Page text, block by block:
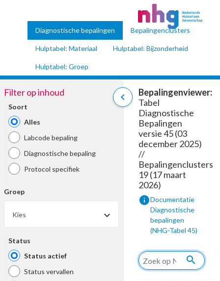
Diagnostische bepalingen Bepalingenclusters
Hulptabel: Materiaal Hulptabel: Bijzonderheid
Hulptabel: Groep
chevron_left
Filter op inhoud
Soort
Alles
Labcode bepaling
Diagnostische bepaling
Protocol specifiek
Groep
Kies
Status
Status actief
Status vervallen
Bepalingenviewer:
Tabel
Diagnostische
Bepalingen
versie 45 (03
december 2025)
//
Bepalingenclusters
19 (17 maart
2026)
infoDocumentatie
Diagnostische
bepalingen
(NHG-Tabel 45)
search